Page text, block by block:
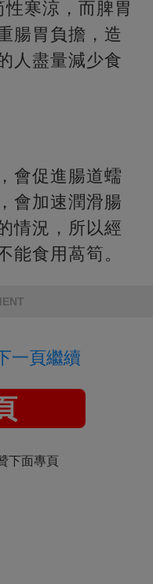
性寒涼，而脾胃
腸胃負擔，造
人盡量減少食
會促進腸道蠕
會加速潤滑腸
情況，所以經
能食用萵筍。
一頁繼續
下面專頁